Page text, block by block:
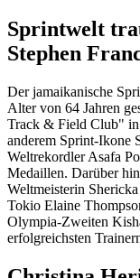
Sprintwelt
Stephen
Der jamaikanische
Alter von 64 Jahren
Track & Field Club" in
anderem Sprint-Ikone
Weltrekordler Asafa
Medaillen. Darüber
Weltmeisterin
Tokio Elaine
Olympia-Zweiten
erfolgreichsten